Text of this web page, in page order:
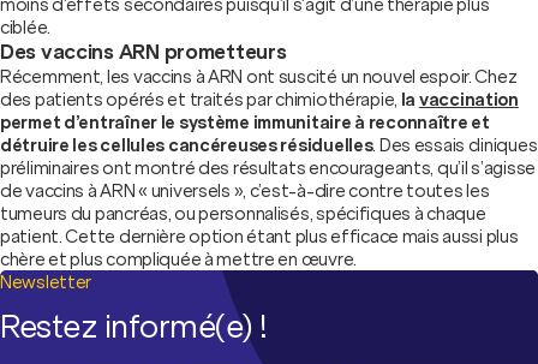
ciblée.
Des vaccins ARN prometteurs
Récemment, les vaccins à ARN ont suscité un nouvel espoir. Chez
des patients opérés et traités par chimiothérapie, la vaccination
permet d’entraîner le système immunitaire à reconnaître et
détruire les cellules cancéreuses résiduelles. Des essais cliniques
préliminaires ont montré des résultats encourageants, qu’il s’agisse
de vaccins à ARN « universels », c’est-à-dire contre toutes les
tumeurs du pancréas, ou personnalisés, spécifiques à chaque
patient. Cette dernière option étant plus efficace mais aussi plus
chère et plus compliquée à mettre en œuvre.
Newsletter
Restez informé(e) !